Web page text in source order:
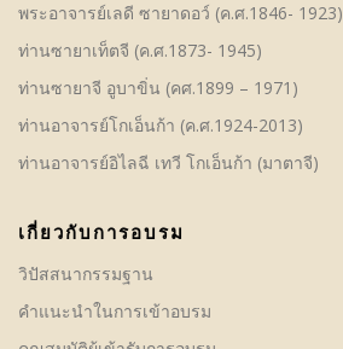
พระอาจารย์เลดี ซายาดอว์ (ค.ศ.1846- 1923)
ท่านซายาเท็ตจี (ค.ศ.1873- 1945)
ท่านซายาจี อูบาขิ่น (คศ.1899 – 1971)
ท่านอาจารย์โกเอ็นก้า (ค.ศ.1924-2013)
ท่านอาจารย์อิไลฉี เทวี โกเอ็นก้า (มาตาจี)
เกี่ยวกับการอบรม
วิปัสสนากรรมฐาน
คําแนะนำในการเข้าอบรม